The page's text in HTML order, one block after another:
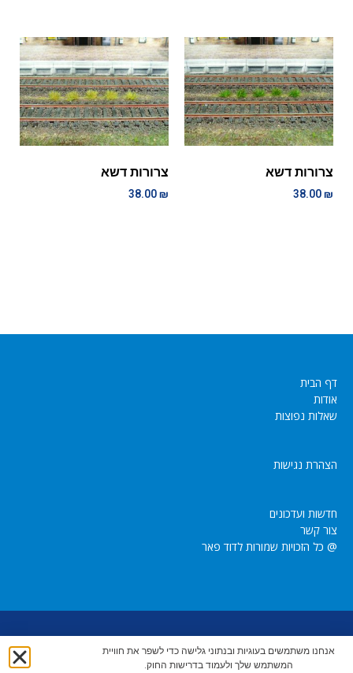
צרורות דשא
38.00₪
צרורות דשא
38.00₪
דף הבית
אודות
שאלות נפוצות
הצהרת נגישות
חדשות ועדכונים
צור קשר
@ כל הזכויות שמורות לדוד פאר
|
054-4504074 |
dpeer1947@gmail.comאנחנו משתמשים בעוגיות ובנתוני גלישה כדי לשפר את חוויית
המשתמש שלך ולעמוד בדרישות החוק.